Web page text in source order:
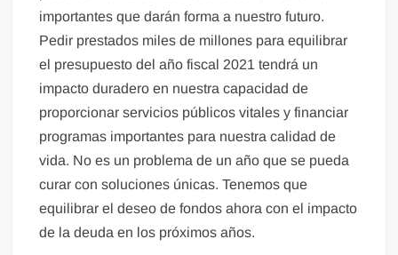
importantes que darán forma a nuestro futuro.
Pedir prestados miles de millones para equilibrar
el presupuesto del año fiscal 2021 tendrá un
impacto duradero en nuestra capacidad de
proporcionar servicios públicos vitales y financiar
programas importantes para nuestra calidad de
vida. No es un problema de un año que se pueda
curar con soluciones únicas. Tenemos que
equilibrar el deseo de fondos ahora con el impacto
de la deuda en los próximos años.